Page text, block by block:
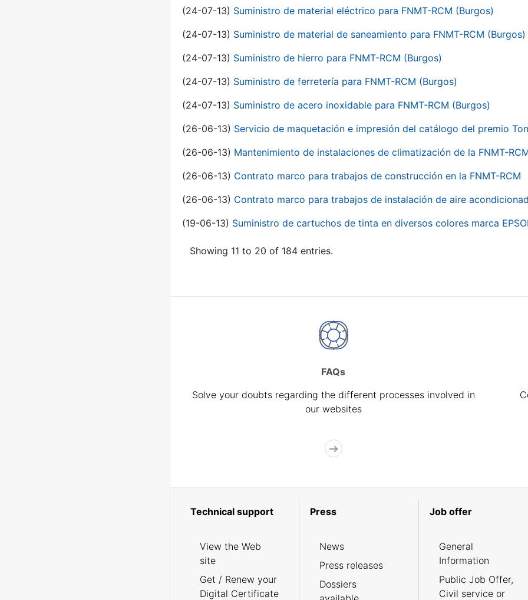
(24-07-13) Suministro de material eléctrico para FNMT-RCM (Burgos)
(24-07-13) Suministro de material de saneamiento para FNMT-RCM (Burgos)
(24-07-13) Suministro de hierro para FNMT-RCM (Burgos)
(24-07-13) Suministro de ferretería para FNMT-RCM (Burgos)
(24-07-13) Suministro de acero inoxidable para FNMT-RCM (Burgos)
(26-06-13) Servicio de maquetación e impresión del catálogo del premio
(26-06-13) Mantenimiento de instalaciones de climatización de la FNMT-
(26-06-13) Contrato marco para trabajos de construcción en la FNMT-RCM
(26-06-13) Contrato marco para trabajos de instalación de aire
(19-06-13) Suministro de cartuchos de tinta en diversos colores marca
Showing 11 to 20 of 184 entries.
FAQs
Solve your doubts regarding the different processes involved in
our websites
Technical support
View the Web
site
Get / Renew your
Digital Certificate
Press
News
Press releases
Dossiers
Job offer
General
Information
Public Job Offer,
Civil service or